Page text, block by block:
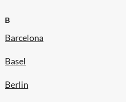
B
Barcelona
Basel
Berlin